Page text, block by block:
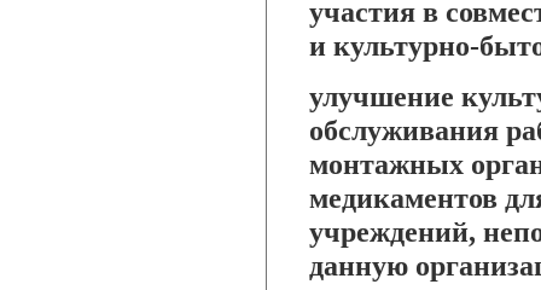
участия в
и культурно-
улучшение
обслуживания
монтажных
медикаментов
учреждений,
данную